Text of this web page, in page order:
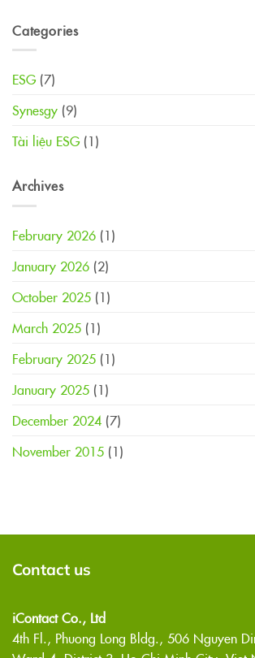
Categories
ESG(7)
Synesgy (9)
Tài liệu ESG(1)
Archives
February 2026 (1)
January 2026 (2)
October 2025 (1)
March 2025 (1)
February 2025 (1)
January 2025 (1)
December 2024 (7)
November 2015 (1)
Contact us
iContact Co., Ltd
4th Fl., Phuong Long Bldg., 506 Nguyen